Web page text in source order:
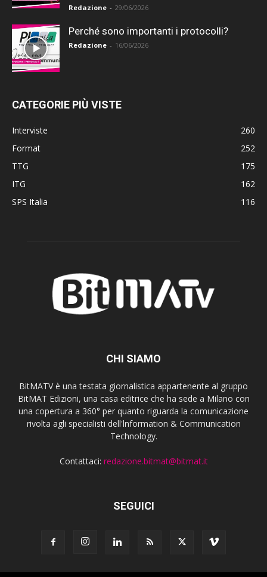
Redazione - 29/06/2026
Perché sono importanti i protocolli?
Redazione - 16/06/2026
CATEGORIE PIÙ VISTE
Interviste
260
Format
252
TTG
175
ITG
162
SPS Italia
116
CHI SIAMO
BitMATV è una testata giornalistica appartenente al gruppo
BitMAT Edizioni, una casa editrice che ha sede a Milano con
una copertura a 360° per quanto riguarda la comunicazione
rivolta agli specialisti dell'lnformation & Communication
Technology.
Contattaci: redazione.bitmat@bitmat.it
SEGUICI